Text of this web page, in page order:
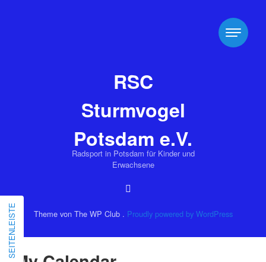
SEITENLEISTE
RSC
Sturmvogel
Potsdam e.V.
Radsport in Potsdam für Kinder und
Erwachsene
Theme von The WP Club . Proudly powered by WordPress